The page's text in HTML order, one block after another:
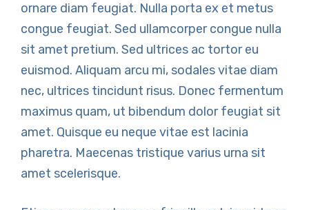
ornare diam feugiat. Nulla porta ex et metus
congue feugiat. Sed ullamcorper congue nulla
sit amet pretium. Sed ultrices ac tortor eu
euismod. Aliquam arcu mi, sodales vitae diam
nec, ultrices tincidunt risus. Donec fermentum
maximus quam, ut bibendum dolor feugiat sit
amet. Quisque eu neque vitae est lacinia
pharetra. Maecenas tristique varius urna sit
amet scelerisque.